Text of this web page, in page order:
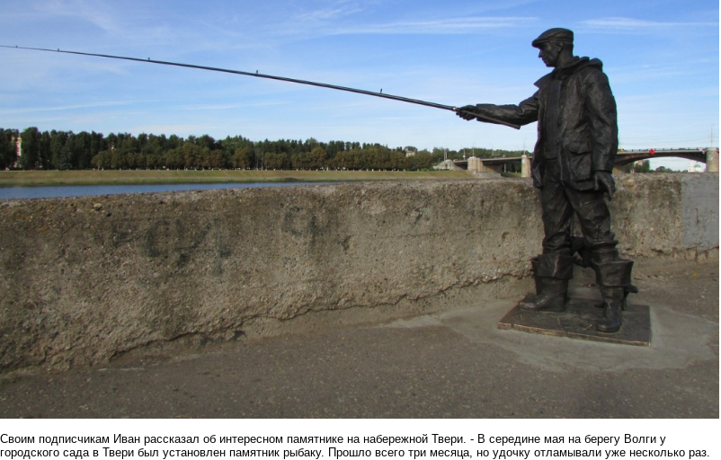
Своим подписчикам Иван рассказал об интересном памятнике на набережной Твери. - В середине мая на берегу Волги у
городского сада в Твери был установлен памятник рыбаку. Прошло всего три месяца, но удочку отламывали уже несколько раз.